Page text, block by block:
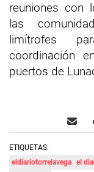
reuniones con
las
limítrofes
coordinación
puertos de
ETIQUETAS:
eldiariotorrelavega el